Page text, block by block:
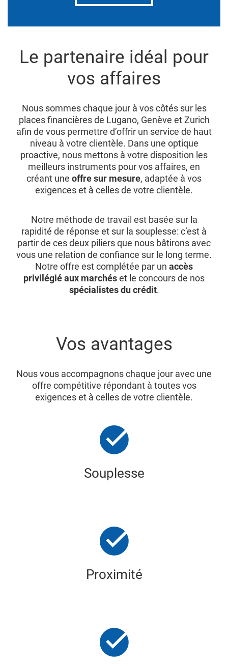
Le partenaire idéal pour
vos affaires
Nous sommes chaque jour à vos côtés sur les
places financières de Lugano, Genève et Zurich
afin de vous permettre d’offrir un service de haut
niveau à votre clientèle. Dans une optique
proactive, nous mettons à votre disposition les
meilleurs instruments pour vos affaires, en
créant une offre sur mesure, adaptée à vos
exigences et à celles de votre clientèle.
Notre méthode de travail est basée sur la
rapidité de réponse et sur la souplesse: c’est à
partir de ces deux piliers que nous bâtirons avec
vous une relation de confiance sur le long terme.
Notre offre est complétée par un accès
privilégié aux marchéset le concours de nos
spécialistes du crédit.
Vos avantages
Nous vous accompagnons chaque jour avec une
offre compétitive répondant à toutes vos
exigences et à celles de votre clientèle.
Souplesse
Proximité